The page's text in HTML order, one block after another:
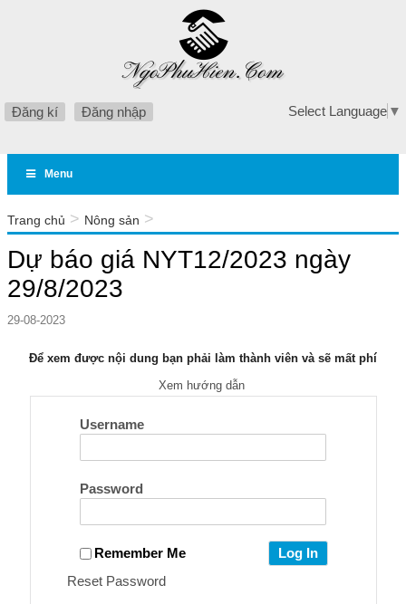
Đăng kí Đăng nhập Select Language ▼
Menu
Trang chủ > Nông sản >
Dự báo giá NYT12/2023 ngày
29/8/2023
29-08-2023
Để xem được nội dung bạn phải làm thành viên và sẽ mất phí
Xem hướng dẫn
Username
Password
Remember Me
Reset Password